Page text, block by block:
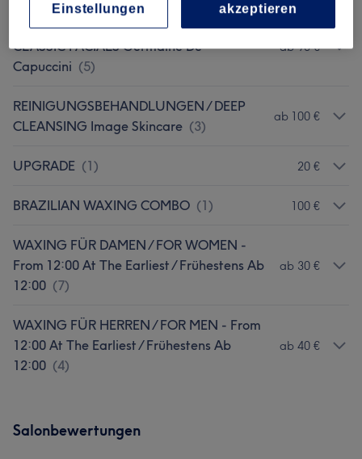
KLASSISCHE GESICHTSBEHANDLUNGEN /
CLASSIC FACIALS Germaine De
Capuccini (5)
ab 90 €
REINIGUNGSBEHANDLUNGEN / DEEP
CLEANSING Image Skincare (3)
ab 100 €
UPGRADE (1) 20 €
BRAZILIAN WAXING COMBO (1) 100 €
WAXING FÜR DAMEN / FOR WOMEN -
From 12:00 At The Earliest / Frühestens Ab
12:00 (7)
ab 30 €
WAXING FÜR HERREN / FOR MEN - From
12:00 At The Earliest / Frühestens Ab
12:00 (4)
ab 40 €
Salonbewertungen
akzeptieren
Einstellungen